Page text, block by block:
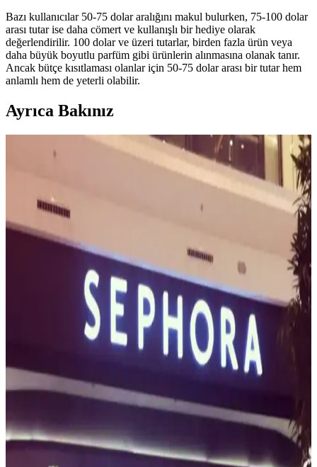
Bazı kullanıcılar 50-75 dolar aralığını makul bulurken, 75-100 dolar
arası tutar ise daha cömert ve kullanışlı bir hediye olarak
değerlendirilir. 100 dolar ve üzeri tutarlar, birden fazla ürün veya
daha büyük boyutlu parfüm gibi ürünlerin alınmasına olanak tanır.
Ancak bütçe kısıtlaması olanlar için 50-75 dolar arası bir tutar hem
anlamlı hem de yeterli olabilir.
Ayrıca Bakınız
Sephora ve Olive Young İş Birliğiyle K-Beauty
Ürünlerine Erişimde Yeni Dönem Başlıyor
Sephora ve Olive Young iş birliği, K-beauty ürünlerine erişimi
artırmayı amaçlıyor. Ancak fiyatlandırma, ürün formülasyonları ve
müşteri deneyimi konularında tüketicilerde endişeler bulunuyor.
Sephora Hediye Kartı İçin Uygun Tutar ve Güvenlik
Sephora hediye kartı için ideal tutar genellikle 50-100 dolar
aralığında olup, dijital kartlar dolandırıcılık riskini azaltır. Bütçe ve
alıcı tercihi göz önünde bulundurulmalıdır.
Sephora Çalışanlarının Makyaj Bilgisi ve Müşteri
Deneyimi Üzerine Detaylı İnceleme
Sephora çalışanlarının temel eğitimle sınırlı kalması ve asgari ücretle
çalışması müşteri deneyimini olumsuz etkiliyor. Zeytin tonlu ciltler
için ürün yetersizliği ve personel bilgi eksikliği öne çıkıyor.
Natasha Denona Black Friday İndirimi ve ND
Rewards Programı ile Özel Fiyat Avantajları